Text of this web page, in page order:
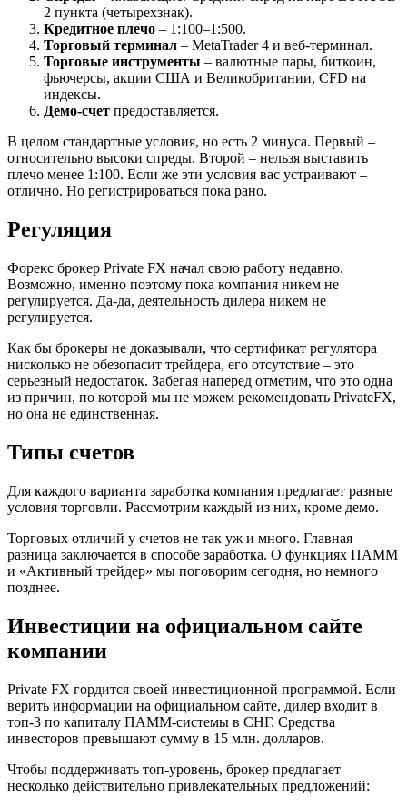
2 пункта (четырехзнак).
Кредитное плечо – 1:100–1:500.
Торговый терминал – MetaTrader 4 и веб-терминал.
Торговые инструменты – валютные пары, биткоин,
фьючерсы, акции США и Великобритании, CFD на
индексы.
Демо-счет предоставляется.
В целом стандартные условия, но есть 2 минуса. Первый –
относительно высоки спреды. Второй – нельзя выставить
плечо менее 1:100. Если же эти условия вас устраивают –
отлично. Но регистрироваться пока рано.
Регуляция
Форекс брокер Private FX начал свою работу недавно.
Возможно, именно поэтому пока компания никем не
регулируется. Да-да, деятельность дилера никем не
регулируется.
Как бы брокеры не доказывали, что сертификат регулятора
нисколько не обезопасит трейдера, его отсутствие – это
серьезный недостаток. Забегая наперед отметим, что это одна
из причин, по которой мы не можем рекомендовать PrivateFX,
но она не единственная.
Типы счетов
Для каждого варианта заработка компания предлагает разные
условия торговли. Рассмотрим каждый из них, кроме демо.
Торговых отличий у счетов не так уж и много. Главная
разница заключается в способе заработка. О функциях ПАММ
и «Активный трейдер» мы поговорим сегодня, но немного
позднее.
Инвестиции на официальном сайте
компании
Private FX гордится своей инвестиционной программой. Если
верить информации на официальном сайте, дилер входит в
топ-3 по капиталу ПАММ-системы в СНГ. Средства
инвесторов превышают сумму в 15 млн. долларов.
Чтобы поддерживать топ-уровень, брокер предлагает
несколько действительно привлекательных предложений: